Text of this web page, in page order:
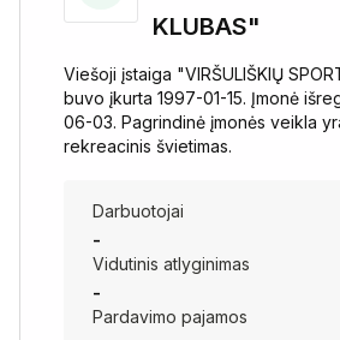
KLUBAS"
Viešoji įstaiga "VIRŠULIŠKIŲ
buvo įkurta 1997-01-15. Įmonė
06-03. Pagrindinė įmonės veikla
rekreacinis švietimas.
Darbuotojai
-
Vidutinis atlyginimas
-
Pardavimo pajamos